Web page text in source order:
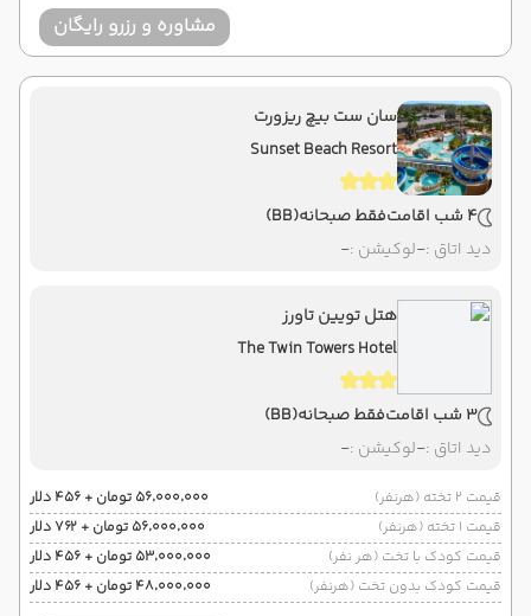
مشاوره و رزرو رایگان
سان ست بیچ ریزورت
Sunset Beach Resort
4 شب اقامت فقط صبحانه(BB)
دید اتاق :-لوکیشن :-
هتل تویین تاورز
The Twin Towers Hotel
3 شب اقامت فقط صبحانه(BB)
دید اتاق :-لوکیشن :-
قیمت 2 تخته (هرنفر)
۵۶٬۰۰۰٬۰۰۰ تومان + ۴۵۶ دلار
قیمت 1 تخته (هرنفر)
۵۶٬۰۰۰٬۰۰۰ تومان + ۷۶۲ دلار
قیمت کودک با تخت (هر نفر)
۵۳٬۰۰۰٬۰۰۰ تومان + ۴۵۶ دلار
قیمت کودک بدون تخت (هرنفر)
۴۸٬۰۰۰٬۰۰۰ تومان + ۴۵۶ دلار